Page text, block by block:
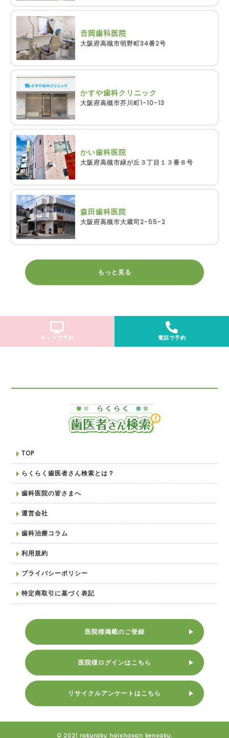
𠮷岡歯科医院
大阪府高槻市明野町34番2号
かすや歯科クリニック
大阪府高槻市芥川町1-10-13
かい歯科医院
大阪府高槻市緑が丘３丁目１３番８号
森田歯科医院
大阪府高槻市大蔵司2-55-2
もっと見る
ネットで予約 電話で予約
TOP
らくらく歯医者さん検索とは？
歯科医院の皆さまへ
運営会社
歯科治療コラム
利用規約
プライバシーポリシー
特定商取引に基づく表記
医院様掲載のご登録
医院様ログインはこちら
リサイクルアンケートはこちら
© 2021 rakuraku haishasan kensaku.